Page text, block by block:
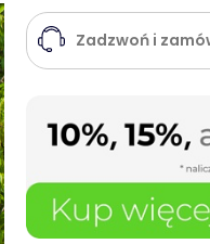
Zadzwoń i